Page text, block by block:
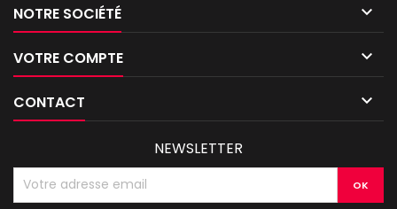
NOTRE SOCIÉTÉ 
VOTRE COMPTE 
CONTACT 
NEWSLETTER